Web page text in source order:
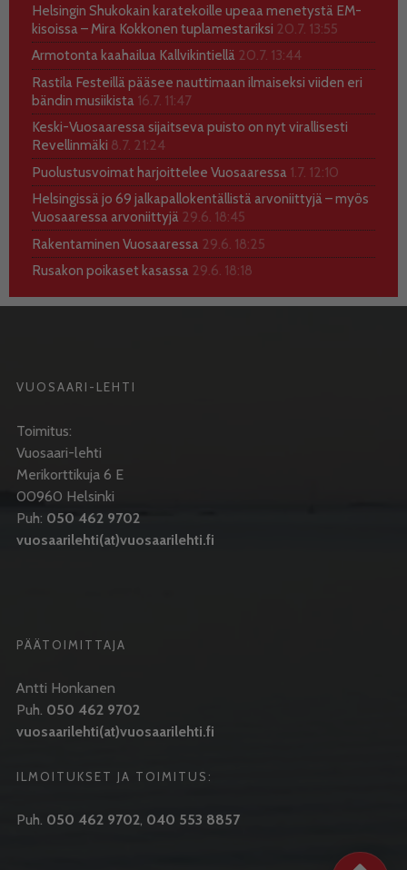
Helsingin Shukokain karatekoille upeaa menetystä EM-
kisoissa – Mira Kokkonen tuplamestariksi 20.7. 13:55
Armotonta kaahailua Kallvikintiellä 20.7. 13:44
Rastila Festeillä pääsee nauttimaan ilmaiseksi viiden eri
bändin musiikista 16.7. 11:47
Keski-Vuosaaressa sijaitseva puisto on nyt virallisesti
Revellinmäki 8.7. 21:24
Puolustusvoimat harjoittelee Vuosaaressa 1.7. 12:10
Helsingissä jo 69 jalkapallokentällistä arvoniittyjä – myös
Vuosaaressa arvoniittyjä 29.6. 18:45
Rakentaminen Vuosaaressa 29.6. 18:25
Rusakon poikaset kasassa 29.6. 18:18
VUOSAARI-LEHTI
Toimitus:
Vuosaari-lehti
Merikorttikuja 6 E
00960 Helsinki
Puh: 050 462 9702
vuosaarilehti(at)vuosaarilehti.fi
PÄÄTOIMITTAJA
Antti Honkanen
Puh. 050 462 9702
vuosaarilehti(at)vuosaarilehti.fi
ILMOITUKSET JA TOIMITUS:
Puh. 050 462 9702, 040 553 8857